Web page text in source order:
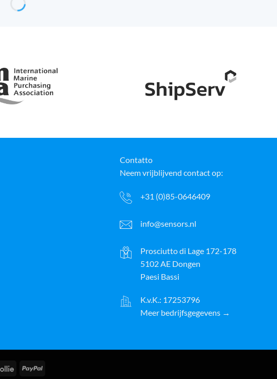
Contatto
Neem vrijblijvend contact op:
+31 (0)85-0646409
info@sensors.nl
Prosciutto di Lage 172-178
5102 AE Dongen
Paesi Bassi
K.v.K.: 17253796
Meer bedrijfsgegevens →
Mollie PayPal